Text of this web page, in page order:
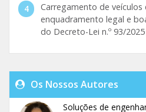
Carregamento de
enquadramento legal e
do Decreto-Lei n.º 93/2025
Os Nossos Autores
Soluções de